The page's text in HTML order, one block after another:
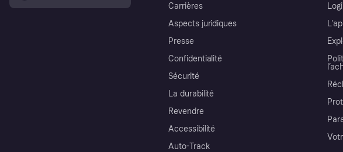
Carrières
Aspects juridiques
Presse
Confidentialité
Sécurité
La durabilité
Revendre
Accessibilité
Auto-Track